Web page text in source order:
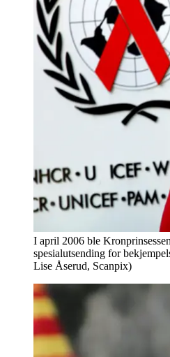
I april 2006 ble
spesialutsending for
Lise Åserud, Scanpix)